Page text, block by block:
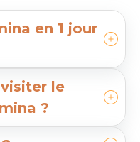
en 1 jour
le
?